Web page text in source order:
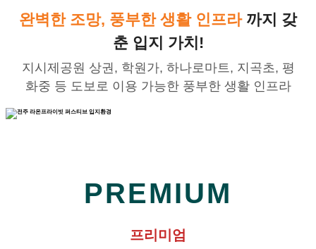
완벽한 조망, 풍부한 생활 인프라 까지 갖
춘 입지 가치!
지시제공원 상권, 학원가, 하나로마트, 지곡초, 평
화중 등 도보로 이용 가능한 풍부한 생활 인프라
PREMIUM
프리미엄